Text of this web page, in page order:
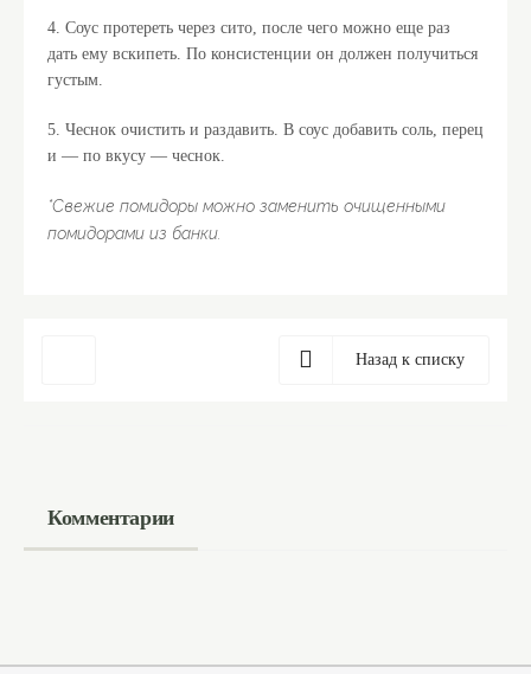
4. Соус протереть через сито, после чего можно еще раз
дать ему вскипеть. По консистенции он должен получиться
густым.
5. Чеснок очистить и раздавить. В соус добавить соль, перец
и — по вкусу — чеснок.
*Свежие помидоры можно заменить очищенными
помидорами из банки.
Назад к списку
Комментарии